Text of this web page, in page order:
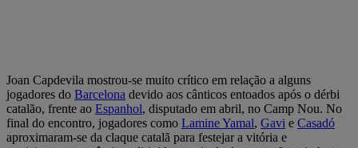
Joan Capdevila mostrou-se muito crítico em relação a alguns
jogadores do Barcelona devido aos cânticos entoados após o dérbi
catalão, frente ao Espanhol, disputado em abril, no Camp Nou. No
final do encontro, jogadores como Lamine Yamal, Gavi e Casadó
aproximaram-se da claque catalã para festejar a vitória e